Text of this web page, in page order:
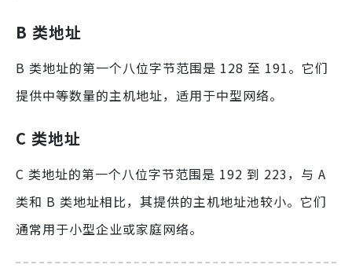
B 类地址
B 类地址的第一个八位字节范围是 128 至 191。它们
提供中等数量的主机地址，适用于中型网络。
C 类地址
C 类地址的第一个八位字节范围是 192 到 223，与 A
类和 B 类地址相比，其提供的主机地址池较小。它们
通常用于小型企业或家庭网络。